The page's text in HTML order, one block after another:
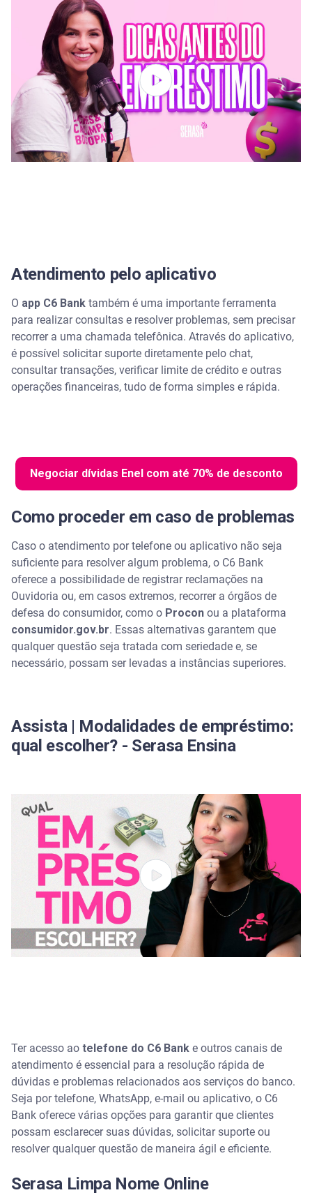
Atendimento pelo aplicativo
O app C6 Bank também é uma importante ferramenta
para realizar consultas e resolver problemas, sem precisar
recorrer a uma chamada telefônica. Através do aplicativo,
é possível solicitar suporte diretamente pelo chat,
consultar transações, verificar limite de crédito e outras
operações financeiras, tudo de forma simples e rápida.
Negociar dívidas Enel com até 70% de desconto
Como proceder em caso de problemas
Caso o atendimento por telefone ou aplicativo não seja
suficiente para resolver algum problema, o C6 Bank
oferece a possibilidade de registrar reclamações na
Ouvidoria ou, em casos extremos, recorrer a órgãos de
defesa do consumidor, como o Procon ou a plataforma
consumidor.gov.br. Essas alternativas garantem que
qualquer questão seja tratada com seriedade e, se
necessário, possam ser levadas a instâncias superiores.
Assista | Modalidades de empréstimo:
qual escolher? - Serasa Ensina
Ter acesso ao telefone do C6 Bank e outros canais de
atendimento é essencial para a resolução rápida de
dúvidas e problemas relacionados aos serviços do banco.
Seja por telefone, WhatsApp, e-mail ou aplicativo, o C6
Bank oferece várias opções para garantir que clientes
possam esclarecer suas dúvidas, solicitar suporte ou
resolver qualquer questão de maneira ágil e eficiente.
Serasa Limpa Nome Online